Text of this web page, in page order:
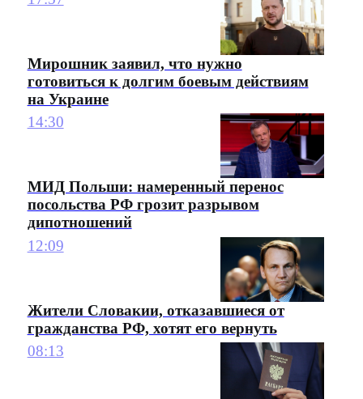
Мирошник заявил, что нужно
готовиться к долгим боевым действиям
на Украине
14:30
МИД Польши: намеренный перенос
посольства РФ грозит разрывом
дипотношений
12:09
Жители Словакии, отказавшиеся от
гражданства РФ, хотят его вернуть
08:13